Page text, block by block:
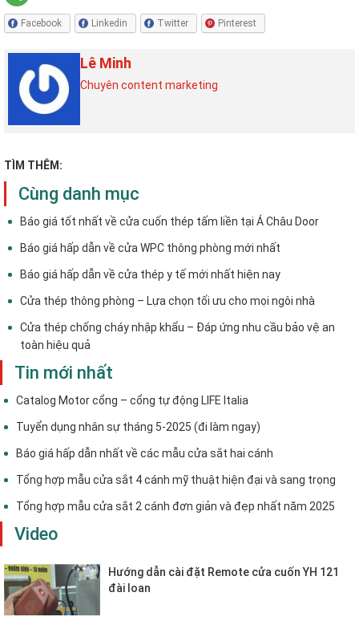
Facebook Linkedin Twitter Pinterest
Lê Minh
Chuyên content marketing
TÌM THÊM:
Cùng danh mục
Báo giá tốt nhất về cửa cuốn thép tấm liền tại Á Châu Door
Báo giá hấp dẫn về cửa WPC thông phòng mới nhất
Báo giá hấp dẫn về cửa thép y tế mới nhất hiện nay
Cửa thép thông phòng – Lựa chọn tối ưu cho mọi ngôi nhà
Cửa thép chống cháy nhập khẩu – Đáp ứng nhu cầu bảo vệ an
toàn hiệu quả
Tin mới nhất
Catalog Motor cổng – cổng tự động LIFE Italia
Tuyển dụng nhân sự tháng 5-2025 (đi làm ngay)
Báo giá hấp dẫn nhất về các mẫu cửa sắt hai cánh
Tổng hợp mẫu cửa sắt 4 cánh mỹ thuật hiện đại và sang trọng
Tổng hợp mẫu cửa sắt 2 cánh đơn giản và đẹp nhất năm 2025
Video
Hướng dẫn cài đặt Remote cửa cuốn YH 121
đài loan